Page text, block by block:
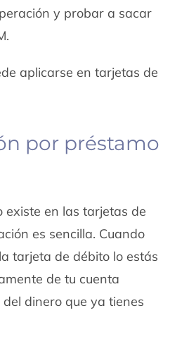
y probar a sacar
aplicarse en tarjetas de
por préstamo
existe en las tarjetas de
es sencilla. Cuando
tarjeta de débito lo estás
de tu cuenta
dinero que ya tienes